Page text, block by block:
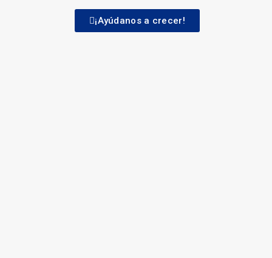
¡Ayúdanos a crecer!